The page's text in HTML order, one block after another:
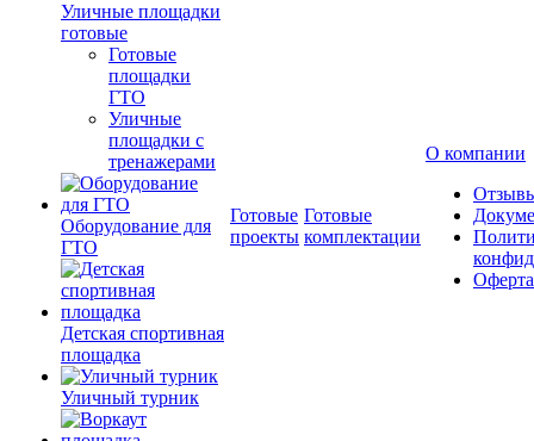
Уличные площадки
готовые
Готовые
площадки
ГТО
Уличные
площадки с
тренажерами
Оборудование для
ГТО
Детская спортивная
площадка
Уличный турник
Готовые
проекты
Готовые
комплектации
О компании
Оферта